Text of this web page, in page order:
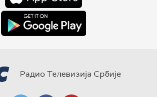
Радио Телевизија Србије